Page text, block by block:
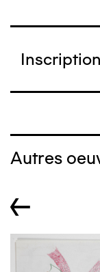
Autres
←